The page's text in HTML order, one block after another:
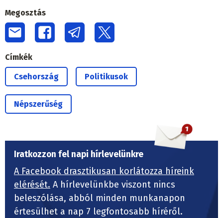
Megosztás
Címkék
Csehország Politikusok
Népszerűség
Iratkozzon fel napi hírlevelünkre
A Facebook drasztikusan korlátozza híreink
elérését. A hírlevelünkbe viszont nincs
beleszólása, abból minden munkanapon
értesülhet a nap 7 legfontosabb híréről.